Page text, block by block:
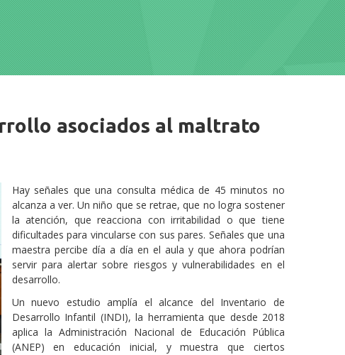
asociados al maltrato
Hay señales que una consulta médica de 45 minutos no
alcanza a ver. Un niño que se retrae, que no logra sostener
la atención, que reacciona con irritabilidad o que tiene
dificultades para vincularse con sus pares. Señales que una
maestra percibe día a día en el aula y que ahora podrían
servir para alertar sobre riesgos y vulnerabilidades en el
desarrollo.
Un nuevo estudio amplía el alcance del Inventario de
Desarrollo Infantil (INDI), la herramienta que desde 2018
aplica la Administración Nacional de Educación Pública
(ANEP) en educación inicial, y muestra que ciertos